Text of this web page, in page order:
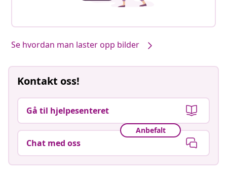
Se hvordan man laster opp bilder
Kontakt oss!
Gå til hjelpesenteret
Anbefalt
Chat med oss